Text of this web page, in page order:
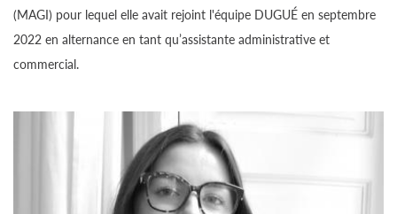
(MAGI) pour lequel elle avait rejoint l'équipe DUGUÉ en septembre
2022 en alternance en tant qu’assistante administrative et
commercial.